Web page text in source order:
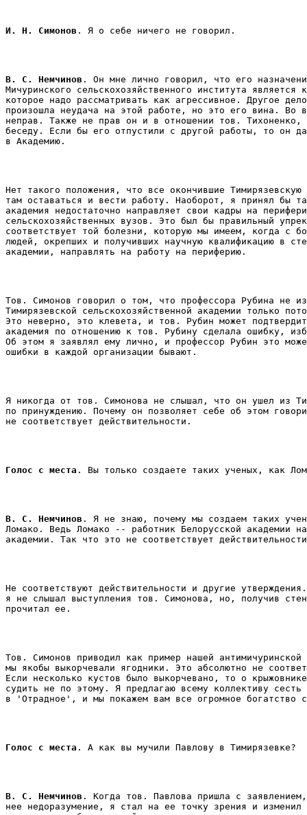
И. Н. Симонов . Я о себе ничего не говорил.
В. С. Немчинов . Он мне лично говорил, что его
Мичуринского сельскохозяйственного института является
которое надо рассматривать как агрессивное. Другое
произошла неудача на этой работе, но это его вина. Во
неправ. Также не прав он и в отношении тов. Тихоненко,
беседу. Если бы его отпустили с другой работы, то он
в Академию.
Нет такого положения, что все окончившие Тимирязевскую
там оставаться и вести работу. Наоборот, я принял бы
академия недостаточно направляет свои кадры на
сельскохозяйственных вузов. Это был бы правильный
соответствует той болезни, которую мы имеем, когда с
людей, окрепших и получивших научную квалификацию в
академии, направлять на работу на периферию.
Тов. Симонов говорил о том, что профессора Рубина не
Тимирязевской сельскохозяйственной академии только
Это неверно, это клевета, и тов. Рубин может
академия по отношению к тов. Рубину сделала ошибку,
Об этом я заявлял ему лично, и профессор Рубин это
ошибки в каждой организации бывают.
Я никогда от тов. Симонова не слышал, что он ушел из
по принуждению. Почему он позволяет себе об этом
не соответствует действительности.
Голос с места . Вы только создаете таких ученых, как
В. С. Немчинов . Я не знаю, почему мы создаем таких
Ломако. Ведь Ломако -- работник Белорусской академии
академии. Так что это не соответствует
Не соответствуют действительности и другие
я не слышал выступления тов. Симонова, но, получив
прочитал ее.
Тов. Симонов приводил как пример нашей
мы якобы выкорчевали ягодники. Это абсолютно не
Если несколько кустов было выкорчевано, то о
судить не по этому. Я предлагаю всему коллективу
Голос с места . А как вы мучили Павлову в Тимирязевке?
В. С. Немчинов . Когда тов. Павлова пришла с
нее недоразумение, я стал на ее точку зрения и изменил